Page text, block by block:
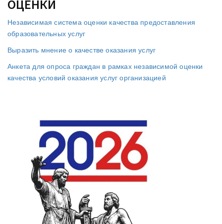
ОЦЕНКИ
Независимая система оценки качества предоставления
образовательных услуг
Выразить мнение о качестве оказания услуг
Анкета для опроса граждан в рамках независимой оценки
качества условий оказания услуг организацией